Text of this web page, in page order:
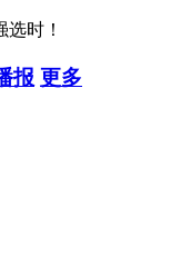
时！
报 更多